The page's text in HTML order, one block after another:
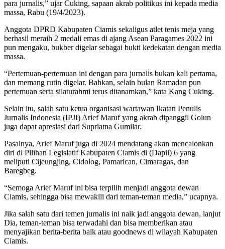
para jurnalis,” ujar Cuking, sapaan akrab politikus ini kepada media
massa, Rabu (19/4/2023).
Anggota DPRD Kabupaten Ciamis sekaligus atlet tenis meja yang
berhasil meraih 2 medali emas di ajang Asean Paragames 2022 ini
pun mengaku, bukber digelar sebagai bukti kedekatan dengan media
massa.
“Pertemuan-pertemuan ini dengan para jurnalis bukan kali pertama,
dan memang rutin digelar. Bahkan, selain bulan Ramadan pun
pertemuan serta silaturahmi terus ditanamkan,” kata Kang Cuking.
Selain itu, salah satu ketua organisasi wartawan Ikatan Penulis
Jurnalis Indonesia (IPJI) Arief Maruf yang akrab dipanggil Golun
juga dapat apresiasi dari Supriatna Gumilar.
Pasalnya, Arief Maruf juga di 2024 mendatang akan mencalonkan
diri di Pilihan Legislatif Kabupaten Ciamis di (Dapil) 6 yang
meliputi Cijeungjing, Cidolog, Pamarican, Cimaragas, dan
Baregbeg.
“Semoga Arief Maruf ini bisa terpilih menjadi anggota dewan
Ciamis, sehingga bisa mewakili dari teman-teman media,” ucapnya.
Jika salah satu dari temen jurnalis ini naik jadi anggota dewan, lanjut
Dia, teman-teman bisa terwadahi dan bisa memberikan atau
menyajikan berita-berita baik atau goodnews di wilayah Kabupaten
Ciamis.